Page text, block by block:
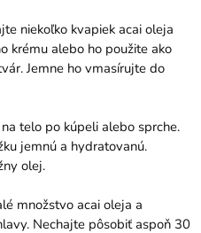
niekoľko kvapiek acai oleja
krému alebo ho použite ako
Jemne ho vmasírujte do
telo po kúpeli alebo sprche.
jemnú a hydratovanú.
olej.
množstvo acai oleja a
Nechajte pôsobiť aspoň 30